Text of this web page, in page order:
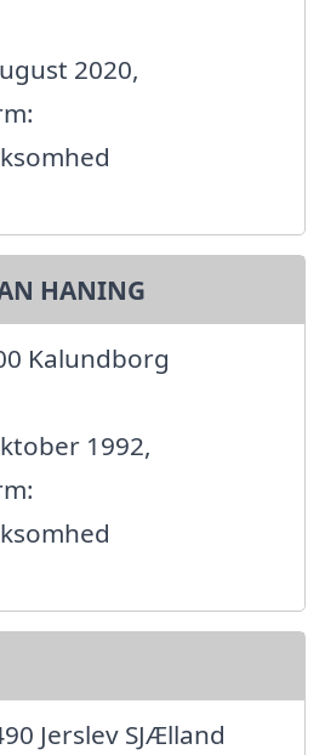
2020,
HANING
Kalundborg
1992,
Jerslev SJÆlland